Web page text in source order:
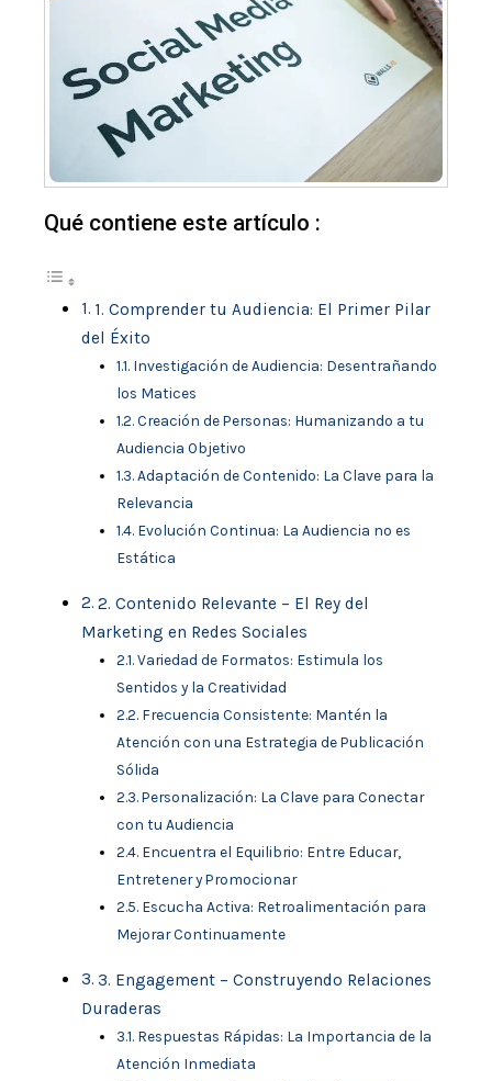
Qué contiene este artículo :
1. Comprender tu Audiencia: El Primer Pilar
del Éxito
Investigación de Audiencia: Desentrañando
los Matices
Creación de Personas: Humanizando a tu
Audiencia Objetivo
Adaptación de Contenido: La Clave para la
Relevancia
Evolución Continua: La Audiencia no es
Estática
2. Contenido Relevante – El Rey del
Marketing en Redes Sociales
Variedad de Formatos: Estimula los
Sentidos y la Creatividad
Frecuencia Consistente: Mantén la
Atención con una Estrategia de Publicación
Sólida
Personalización: La Clave para Conectar
con tu Audiencia
Encuentra el Equilibrio: Entre Educar,
Entretener y Promocionar
Escucha Activa: Retroalimentación para
Mejorar Continuamente
3. Engagement – Construyendo Relaciones
Duraderas
Respuestas Rápidas: La Importancia de la
Atención Inmediata